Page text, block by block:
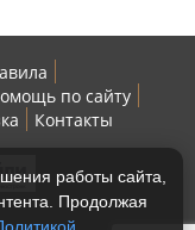
по сайту
Контакты
работы сайта,
Продолжая